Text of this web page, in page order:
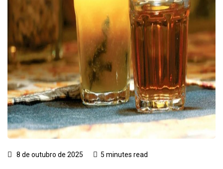
8 de outubro de 2025 5 minutes read